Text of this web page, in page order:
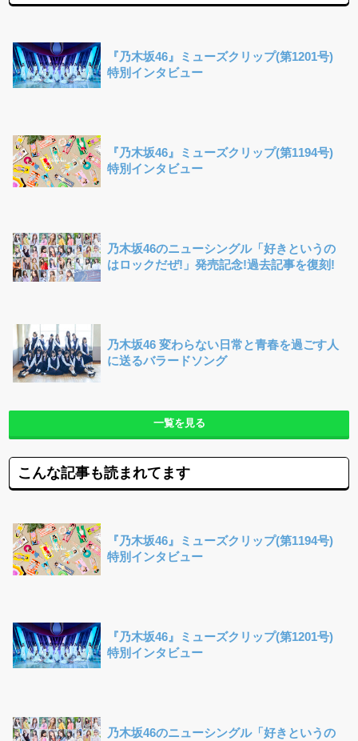
『乃木坂46』ミューズクリップ(第1201号)
特別インタビュー
『乃木坂46』ミューズクリップ(第1194号)
特別インタビュー
乃木坂46のニューシングル「好きというの
はロックだぜ!」発売記念!過去記事を復刻!
乃木坂46 変わらない日常と青春を過ごす人
に送るバラードソング
一覧を見る
こんな記事も読まれてます
『乃木坂46』ミューズクリップ(第1194号)
特別インタビュー
『乃木坂46』ミューズクリップ(第1201号)
特別インタビュー
乃木坂46のニューシングル「好きというの